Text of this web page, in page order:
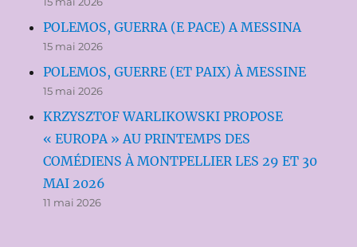
POLEMOS, GUERRA (E PACE) A MESSINA
15 mai 2026
POLEMOS, GUERRE (ET PAIX) À MESSINE
15 mai 2026
KRZYSZTOF WARLIKOWSKI PROPOSE
« EUROPA » AU PRINTEMPS DES
COMÉDIENS À MONTPELLIER LES 29 ET 30
MAI 2026
11 mai 2026